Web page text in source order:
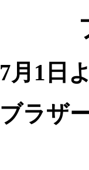
7月1日
ブラザ